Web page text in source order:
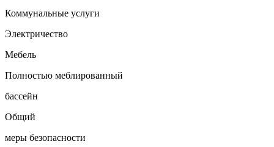
Коммунальные услуги
Электричество
Мебель
Полностью меблированный
бассейн
Общий
меры безопасности